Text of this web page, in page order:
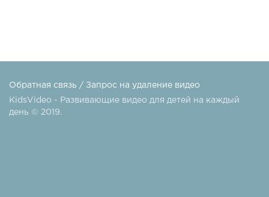
Обратная связь / Запрос на удаление видео
KidsVideo - Развивающие видео для детей на каждый
день © 2019.